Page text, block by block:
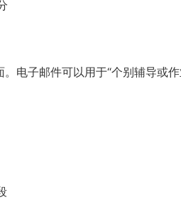
。电子邮件可以用于“个别辅导或